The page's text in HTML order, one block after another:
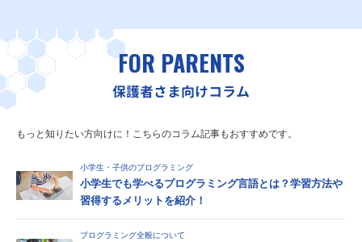
FOR PARENTS
保護者さま向けコラム
もっと知りたい方向けに！こちらのコラム記事もおすすめです。
小学生・子供のプログラミング
小学生でも学べるプログラミング言語とは？学習方法や
習得するメリットを紹介！
プログラミング全般について